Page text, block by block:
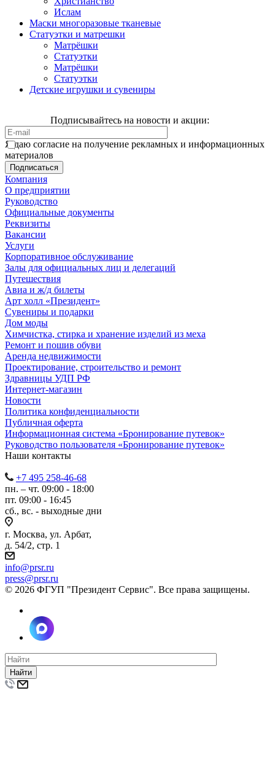
Ислам
Маски многоразовые тканевые
Статуэтки и матрешки
Матрёшки
Статуэтки
Матрёшки
Статуэтки
Детские игрушки и сувениры
Подписывайтесь на новости и акции:
Я даю согласие на получение рекламных и информационных
материалов
Компания
О предприятии
Руководство
Официальные документы
Реквизиты
Вакансии
Услуги
Корпоративное обслуживание
Залы для официальных лиц и делегаций
Путешествия
Авиа и ж/д билеты
Арт холл «Президент»
Сувениры и подарки
Дом моды
Химчистка, стирка и хранение изделий из меха
Ремонт и пошив обуви
Аренда недвижимости
Проектирование, строительство и ремонт
Здравницы УДП РФ
Интернет-магазин
Новости
Политика конфиденциальности
Публичная оферта
Информационная система «Бронирование путевок»
Руководство пользователя «Бронирование путевок»
Наши контакты
+7 495 258-46-68
пн. – чт. 09:00 - 18:00
пт. 09:00 - 16:45
сб., вс. - выходные дни
г. Москва, ул. Арбат,
д. 54/2, стр. 1
info@prsr.ru
press@prsr.ru
© 2026 ФГУП "Президент Сервис". Все права защищены.
Найти